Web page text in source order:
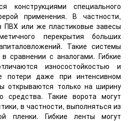
конструкциями специального
применения. В частности,
ПВХ или же пластиковые завесы
перекрытия больших
Такие системы
сравнении с аналогами. Гибкие
износостойкостью и
потери даже при интенсивном
открываются только на ширину
средства. Такие ворота могут
в частности, выполняться из
пленки. Гибкие ленты могут